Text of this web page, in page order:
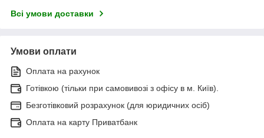
Всі умови доставки
Умови оплати
Оплата на рахунок
Готівкою (тільки при самовивозі з офісу в м. Київ).
Безготівковий розрахунок (для юридичних осіб)
Оплата на карту Приватбанк